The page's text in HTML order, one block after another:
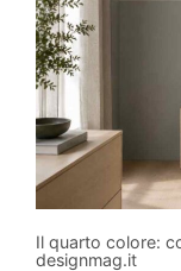
Il quarto colore:
designmag.it